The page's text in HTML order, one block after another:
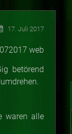
17. Juli 2017
betörend
waren alle